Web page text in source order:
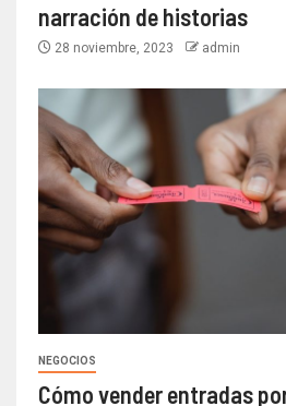
narración de historias
28 noviembre, 2023 admin
NEGOCIOS
Cómo vender entradas